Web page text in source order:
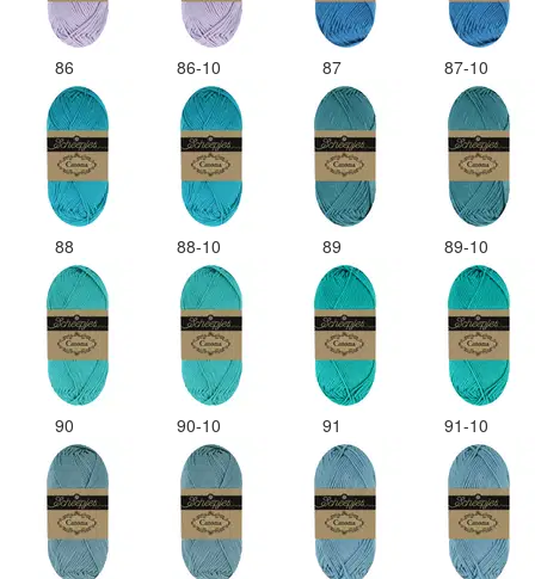
86 86-10 87 87-10
88 88-10 89 89-10
90 90-10 91 91-10